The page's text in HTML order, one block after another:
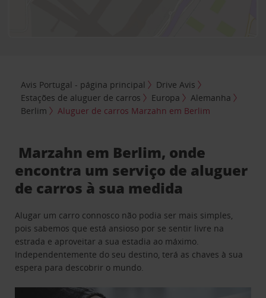
Avis Portugal - página principal
Drive Avis
Estações de aluguer de carros
Europa
Alemanha
Berlim
Aluguer de carros Marzahn em Berlim
Marzahn em Berlim, onde
encontra um serviço de aluguer
de carros à sua medida
Alugar um carro connosco não podia ser mais simples,
pois sabemos que está ansioso por se sentir livre na
estrada e aproveitar a sua estadia ao máximo.
Independentemente do seu destino, terá as chaves à sua
espera para descobrir o mundo.